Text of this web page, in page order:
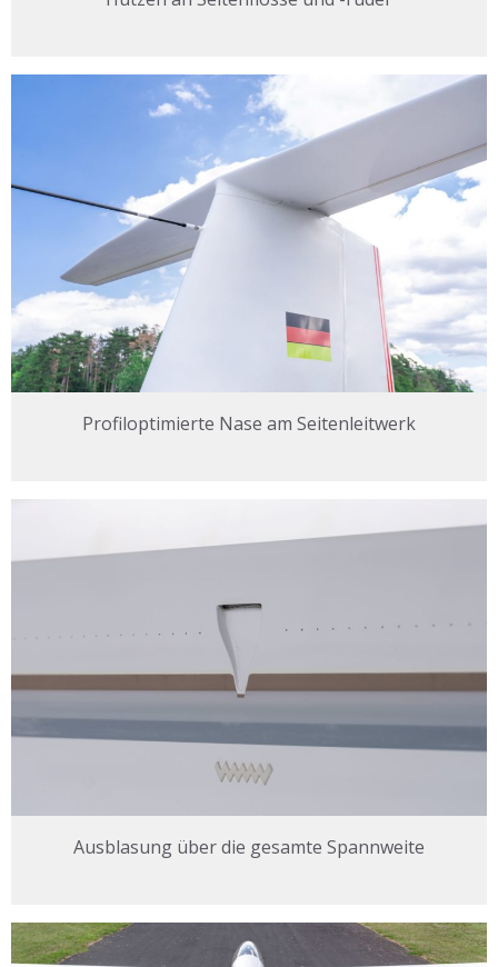
Profiloptimierte Nase am Seitenleitwerk
Ausblasung über die gesamte Spannweite